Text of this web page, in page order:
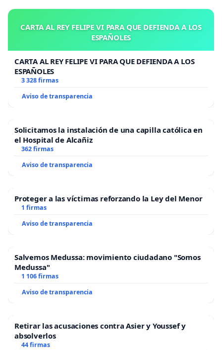
CARTA AL REY FELIPE VI PARA QUE DEFIENDA A LOS
ESPAÑOLES
CARTA AL REY FELIPE VI PARA QUE DEFIENDA A LOS
ESPAÑOLES
3 328 firmas
Aviso de transparencia
Solicitamos la instalación de una capilla católica en
el Hospital de Alcañiz
362 firmas
Aviso de transparencia
Proteger a las víctimas reforzando la Ley del Menor
1 firmas
Aviso de transparencia
Salvemos Medussa: movimiento ciudadano "Somos
Medussa"
1 106 firmas
Aviso de transparencia
Retirar las acusaciones contra Asier y Youssef y
absolverlos
44 firmas